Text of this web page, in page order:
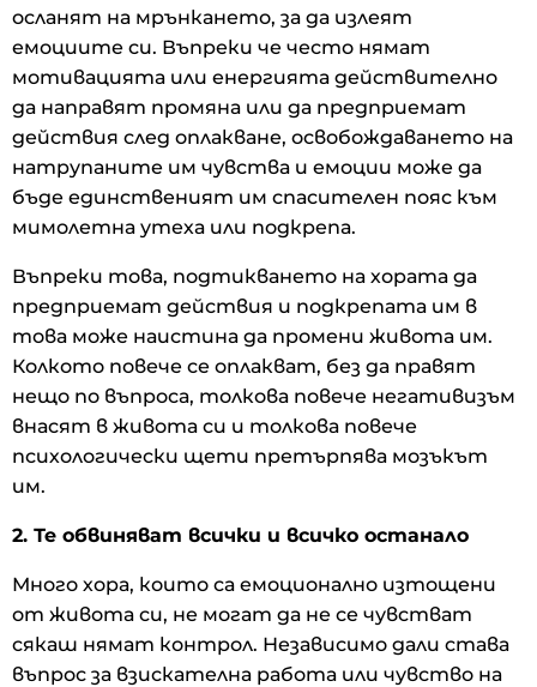
осланят на мрънкането, за да излеят
емоциите си. Въпреки че често нямат
мотивацията или енергията действително
да направят промяна или да предприемат
действия след оплакване, освобождаването на
натрупаните им чувства и емоции може да
бъде единственият им спасителен пояс към
мимолетна утеха или подкрепа.
Въпреки това, подтикването на хората да
предприемат действия и подкрепата им в
това може наистина да промени живота им.
Колкото повече се оплакват, без да правят
нещо по въпроса, толкова повече негативизъм
внасят в живота си и толкова повече
психологически щети претърпява мозъкът
им.
2. Те обвиняват всички и всичко останало
Много хора, които са емоционално изтощени
от живота си, не могат да не се чувстват
сякаш нямат контрол. Независимо дали става
въпрос за взискателна работа или чувство на